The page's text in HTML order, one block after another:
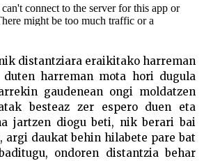
distantziara eraikitako harreman
duten harreman mota hori dugula
gaudenean ongi moldatzen
besteaz zer espero duen eta
jartzen diogu beti, nik berari bai
argi daukat behin hilabete pare bat
ondoren distantzia behar